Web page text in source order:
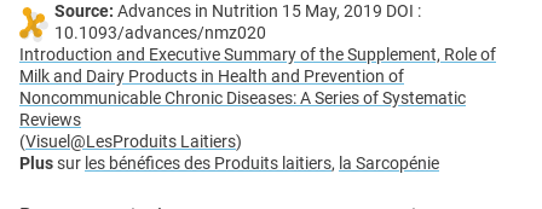
Source: Advances in Nutrition 15 May, 2019 DOI :
10.1093/advances/nmz020
Introduction and Executive Summary of the Supplement, Role of
Milk and Dairy Products in Health and Prevention of
Noncommunicable Chronic Diseases: A Series of Systematic
Reviews
(Visuel@LesProduits Laitiers)
Plussur les bénéfices des Produits laitiers, la Sarcopénie